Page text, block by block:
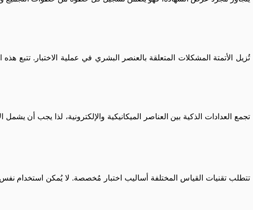
تُزيل الأتمتة المشكلات المتعلقة بالعنصر البشري في عملية الاختبار.
تجمع العدادات الذكية بين العناصر الميكانيكية والإلكترونية، لذا يجب أن
تتطلب تقنيات القياس المختلفة أساليب اختبار مُخصصة. لا يُمكن استخدام